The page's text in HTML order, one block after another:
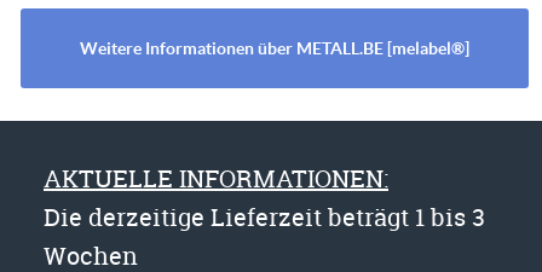
Weitere Informationen über METALL.BE [melabel®]
AKTUELLE INFORMATIONEN:
Die derzeitige Lieferzeit beträgt 1 bis 3
Wochen